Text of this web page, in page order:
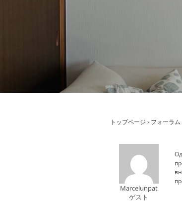
トップページ › フォーラム
Marcelunpat
ゲスト